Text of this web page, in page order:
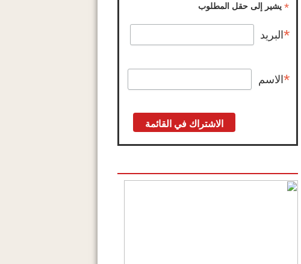
*يشير إلى حقل المطلوب
* البريد
*الاسم